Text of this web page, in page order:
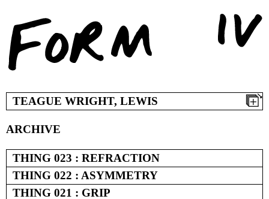
content
TEAGUE WRIGHT, LEWIS
ARCHIVE
THING 023 : REFRACTION
THING 022 : ASYMMETRY
THING 021 : GRIP